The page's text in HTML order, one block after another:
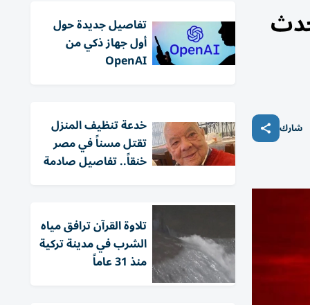
شارك
تفاصيل جديدة حول
أول جهاز ذكي من
OpenAI
خدعة تنظيف المنزل
تقتل مسناً في مصر
خنقاً.. تفاصيل صادمة
تلاوة القرآن ترافق مياه
الشرب في مدينة تركية
منذ 31 عاماً